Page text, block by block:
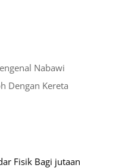
Nabawi
Dengan Kereta
Fisik Bagi jutaan